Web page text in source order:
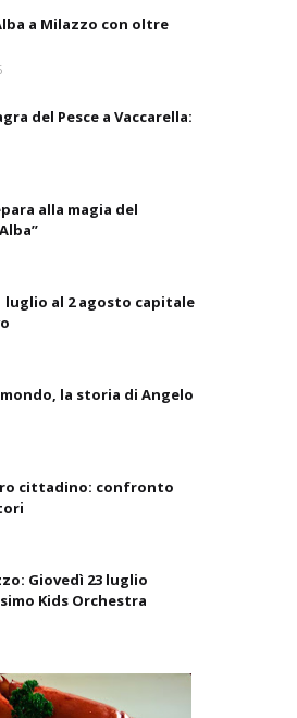
a Milazzo con oltre
del Pesce a Vaccarella:
alla magia del
luglio al 2 agosto capitale
la storia di Angelo
cittadino: confronto
Giovedì 23 luglio
Kids Orchestra